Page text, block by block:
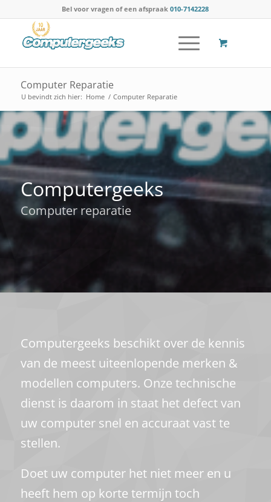
Bel voor vragen of een afspraak010-7142228
Computer Reparatie
U bevindt zich hier: Home / Computer Reparatie
Computergeeks
Computer reparatie
Computergeeks beschikt over de kennis
van de meest uiteenlopende merken &
modellen computers. Onze technische
dienst is daarom in staat het defect van
uw computer snel en accuraat vast te
stellen.
Doet uw computer het niet meer en u
heeft hem op korte termijn toch